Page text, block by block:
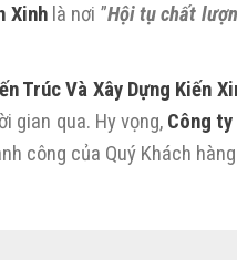
Xinhlà nơi ”Hội tụ chất
Trúc Và Xây Dựng Kiến
gian qua. Hy vọng, Công ty
công của Quý Khách